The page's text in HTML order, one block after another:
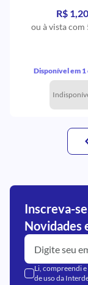
R$ 1,20
ou à vista com
Disponível em 1
Inscreva-
Novidades
Li, compreendi
de usoda